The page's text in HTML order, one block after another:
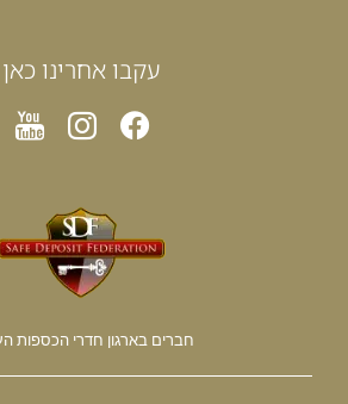
עקבו אחרינו כאן
חברים בארגון חדרי הכספות